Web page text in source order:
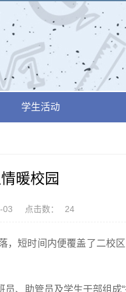
学生活动
暖校园
03 点击数： 24
短时间内便覆盖了二校
、助管员及学生干部组成